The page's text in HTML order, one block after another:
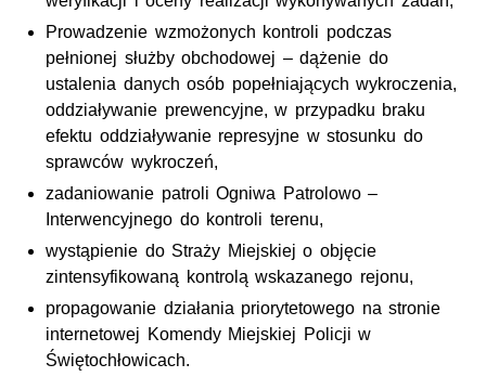
Prowadzenie wzmożonych kontroli podczas
pełnionej służby obchodowej – dążenie do
ustalenia danych osób popełniających wykroczenia,
oddziaływanie prewencyjne, w przypadku braku
efektu oddziaływanie represyjne w stosunku do
sprawców wykroczeń,
zadaniowanie patroli Ogniwa Patrolowo –
Interwencyjnego do kontroli terenu,
wystąpienie do Straży Miejskiej o objęcie
zintensyfikowaną kontrolą wskazanego rejonu,
propagowanie działania priorytetowego na stronie
internetowej Komendy Miejskiej Policji w
Świętochłowicach.